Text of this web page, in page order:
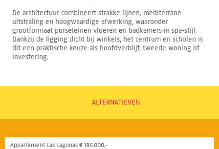
De architectuur combineert strakke lijnen, mediterrane
uitstraling en hoogwaardige afwerking, waaronder
grootformaat porseleinen vloeren en badkamers in spa-stijl.
Dankzij de ligging dicht bij winkels, het centrum en scholen is
dit een praktische keuze als hoofdverblijf, tweede woning of
investering.
ALTERNATIEVEN
Appartement Las Lagunas € 196.000,-